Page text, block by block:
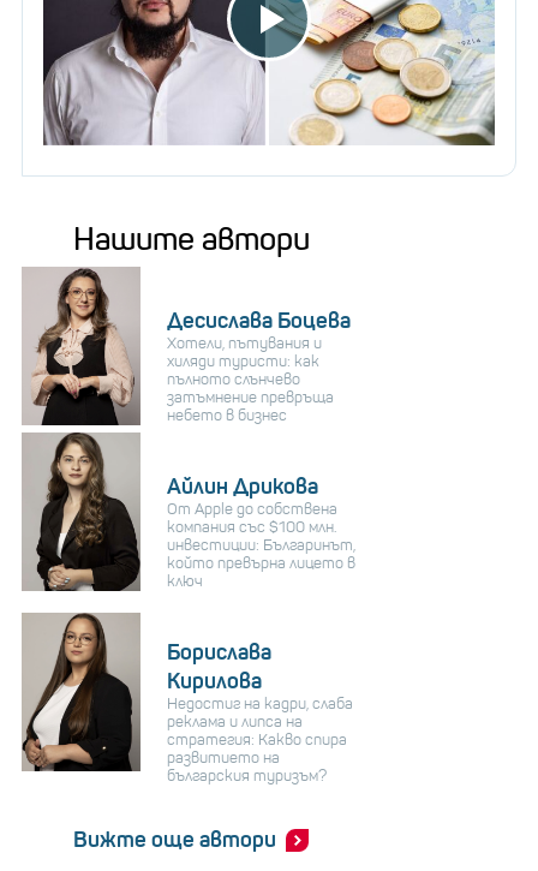
Нашите автори
Десислава Боцева
Хотели, пътувания и
хиляди туристи: как
пълното слънчево
затъмнение превръща
небето в бизнес
Айлин Дрикова
От Apple до собствена
компания със $100 млн.
инвестиции: Българинът,
който превърна лицето в
ключ
Борислава
Кирилова
Недостиг на кадри, слаба
реклама и липса на
стратегия: Какво спира
развитието на
българския туризъм?
Вижте още автори